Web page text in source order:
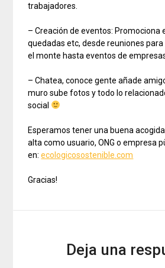
trabajadores.
– Creación de eventos: Promociona
quedadas etc, desde reuniones
el monte hasta eventos de
– Chatea, conoce gente añade
muro sube fotos y todo lo
social
Esperamos tener una buena
alta como usuario, ONG o empresa
en:ecologicosostenible.com
Gracias!
Deja una